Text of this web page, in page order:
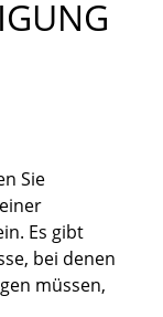
Sie
Es gibt
bei denen
müssen,